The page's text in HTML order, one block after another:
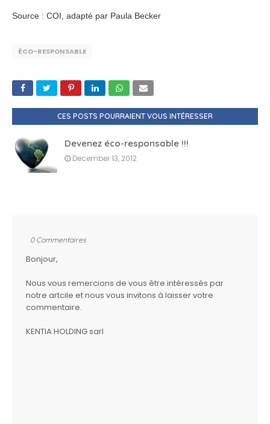
Source : COI, adapté par Paula Becker
ÉCO-RESPONSABLE
CES POSTS POURRAIENT VOUS INTÉRESSER
Devenez éco-responsable !!!
December 13, 2012
0 Commentaires
Bonjour,
Nous vous remercions de vous être intéressés par
notre artcile et nous vous invitons à laisser votre
commentaire.
KENTIA HOLDING sarl